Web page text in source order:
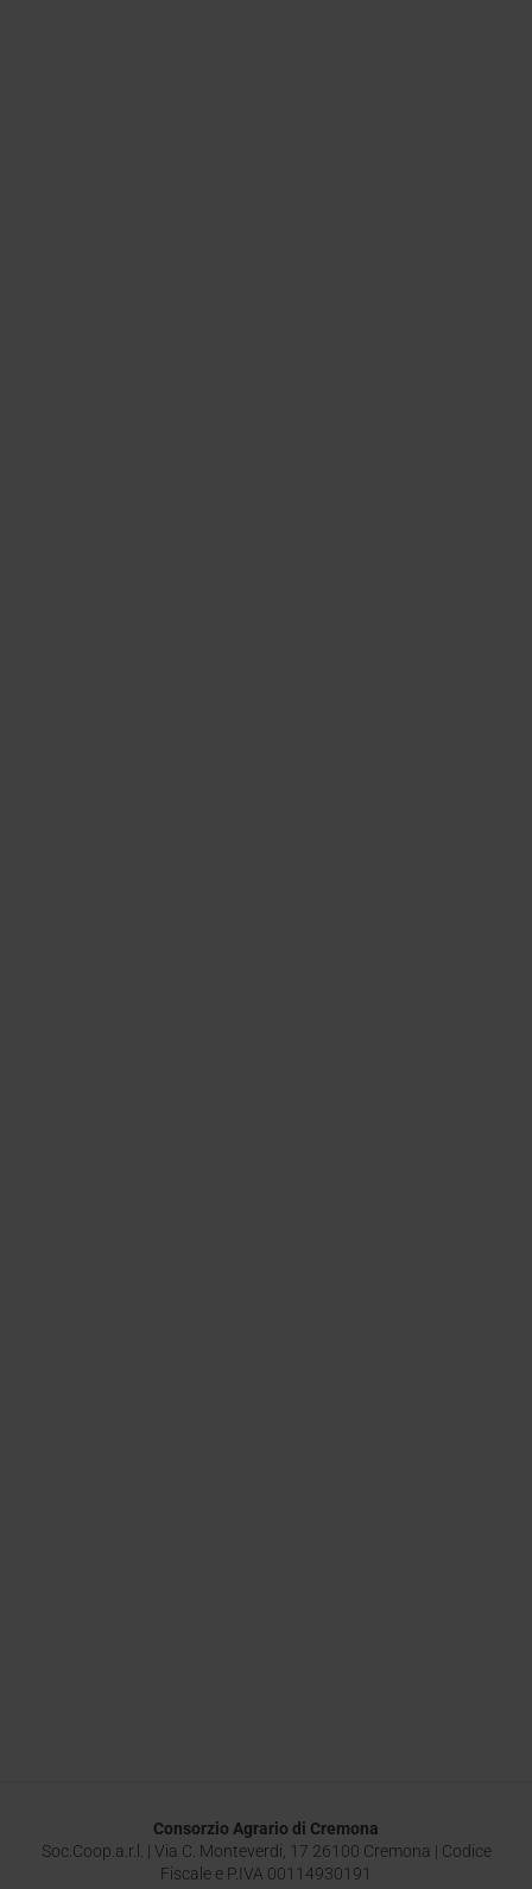
Consorzio Agrario di Cremona
Soc.Coop.a.r.l. | Via C. Monteverdi, 17 26100 Cremona | Codice
Fiscale e P.IVA 00114930191